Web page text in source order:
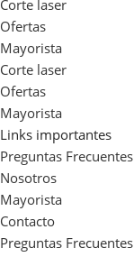
Corte laser
Ofertas
Mayorista
Corte laser
Ofertas
Mayorista
Links importantes
Preguntas Frecuentes
Nosotros
Mayorista
Contacto
Preguntas Frecuentes